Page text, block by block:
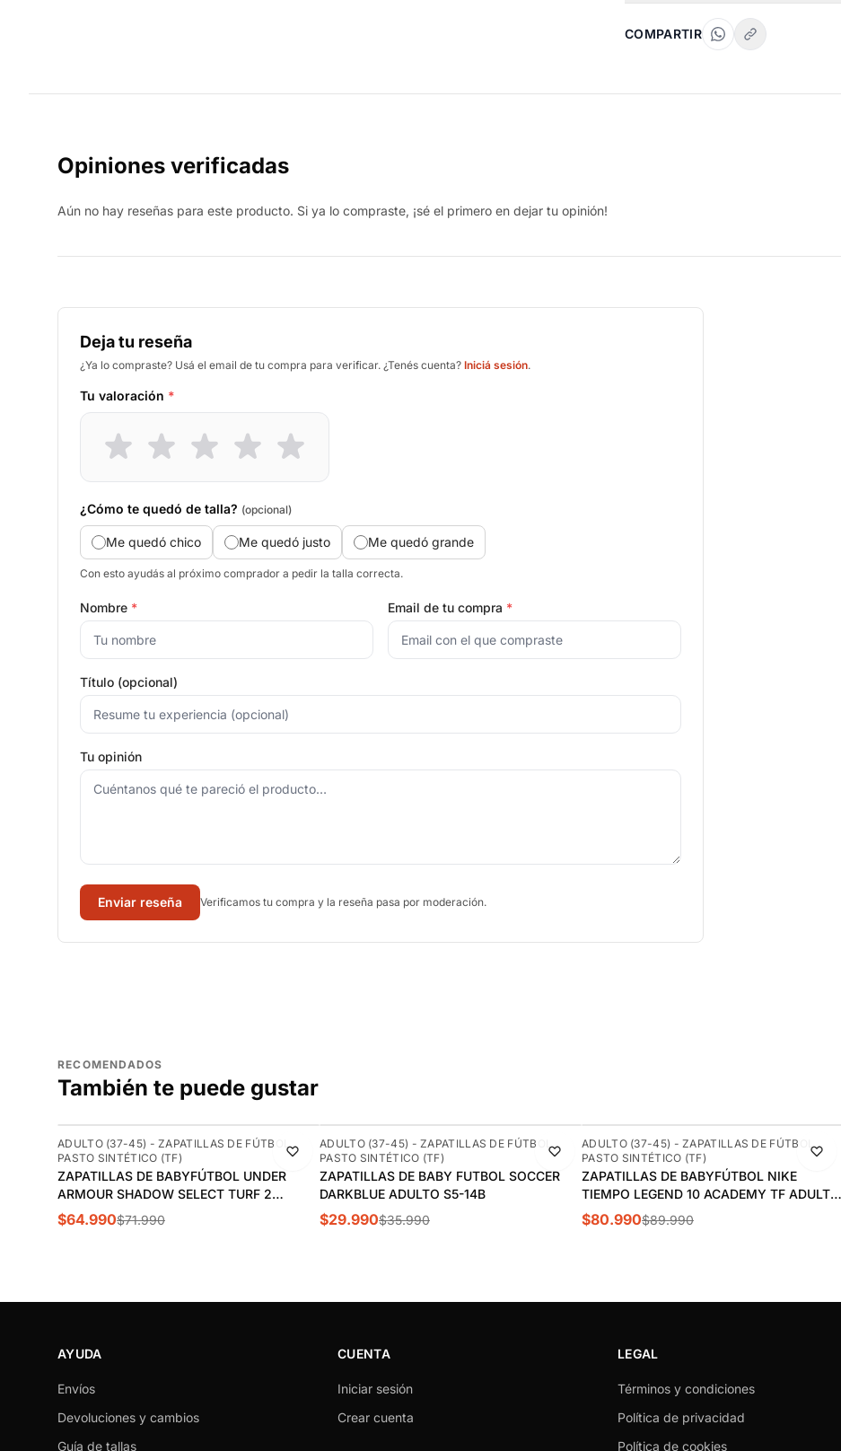
COMPARTIR
Opiniones verificadas
Aún no hay reseñas para este producto. Si ya lo compraste, ¡sé el primero en dejar tu opinión!
Deja tu reseña
¿Ya lo compraste? Usá el email de tu compra para verificar. ¿Tenés cuenta? Iniciá sesión.
Tu valoración *
¿Cómo te quedó de talla? (opcional)
Me quedó chico Me quedó justo Me quedó grande
Con esto ayudás al próximo comprador a pedir la talla correcta.
Nombre * Email de tu compra *
Título (opcional)
Tu opinión
Enviar reseña Verificamos tu compra y la reseña pasa por moderación.
RECOMENDADOS
También te puede gustar
-10%
ADULTO (37-45) - ZAPATILLAS DE FÚTBOL
PASTO SINTÉTICO (TF)
ZAPATILLAS DE BABYFÚTBOL UNDER
ARMOUR SHADOW SELECT TURF 2
HOMBRE | 3028434-100
$64.990$71.990
-17%
ADULTO (37-45) - ZAPATILLAS DE FÚTBOL
PASTO SINTÉTICO (TF)
ZAPATILLAS DE BABY FUTBOL SOCCER
DARKBLUE ADULTO S5-14B
$29.990$35.990
-10%
ADULTO (37-45) - ZAPATILLAS DE FÚTBOL
PASTO SINTÉTICO (TF)
ZAPATILLAS DE BABYFÚTBOL NIKE
TIEMPO LEGEND 10 ACADEMY TF ADULTO
| DV4342-402
$80.990$89.990
AYUDA
Envíos
Devoluciones y cambios
Guía de tallas
CUENTA
Iniciar sesión
Crear cuenta
LEGAL
Términos y condiciones
Política de privacidad
Política de cookies